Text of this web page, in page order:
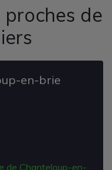
de
en-brie
de Chanteloup-en-